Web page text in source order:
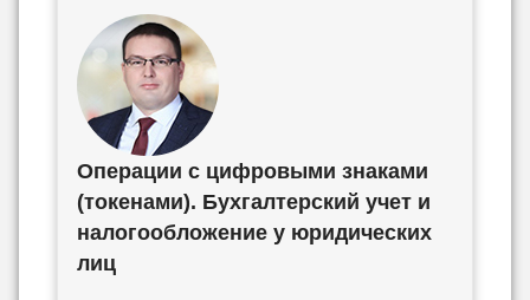
Операции с цифровыми знаками
(токенами). Бухгалтерский учет и
налогообложение у юридических
лиц